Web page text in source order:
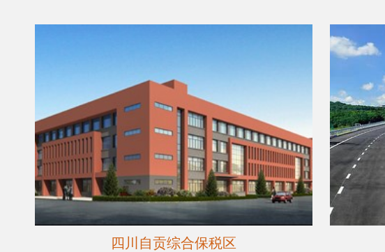
四川自贡综合保税区